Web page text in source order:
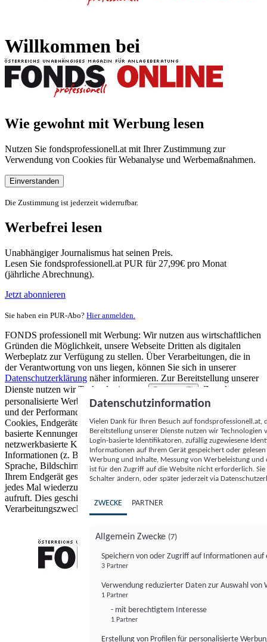
Willkommen bei
Wie gewohnt mit Werbung lesen
Nutzen Sie fondsprofessionell.at mit Ihrer Zustimmung zur
Verwendung von Cookies für Webanalyse und Werbemaßnahmen.
Einverstanden
Die Zustimmung ist jederzeit widerrufbar.
Werbefrei lesen
Unabhängiger Journalismus hat seinen Preis.
Lesen Sie fondsprofessionell.at PUR für 27,99€ pro Monat
(jährliche Abrechnung).
Jetzt abonnieren
Sie haben ein PUR-Abo? Hier anmelden.
FONDS professionell mit Werbung: Wir nutzen aus wirtschaftlichen
Gründen die Möglichkeit, unsere Webseite Dritten als digitalen
Werbeplatz zur Verfügung zu stellen. Über Verarbeitungen, die in
der Verantwortung von uns liegen, können Sie sich in unserer
Datenschutzerklärung näher informieren. Zur Bereitstellung unserer
Dienste nutzen wir Technologien von
Partnern (5)
. Zwecke:
personalisierte Werbung und Inhalte, Messung von Werbeleistung
und der Performance von Inhalten sowie Zielgruppenforschung.
Cookies, Endgeräte- oder ähnliche Online-Kennungen (z. B. login-
basierte Kennungen, zufällig generierte Kennungen,
netzwerkbasierte Kennungen) können zusammen mit anderen
Informationen (z. B. Browsertyp und Browserinformationen,
Sprache, Bildschirmgröße, unterstützte Technologien usw.) auf
Ihrem Endgerät gespeichert oder von dort ausgelesen werden, um es
jedes Mal wiederzuerkennen, wenn es eine App oder einer Webseite
aufruft. Dies geschieht für einen oder mehrere der hier aufgeführten
Verarbeitungszwecke.
Datenschutzinformation
Vielen Dank für Ihren Besuch auf
Bereitstellung unserer Dienste nutzen wir Technologien
Login-basierte Identifikatoren, zufällig zugewiesene
Informationen auf Ihrem Gerät gespeichert oder
Werbung und Inhalte, Messung von Werbeleistung
ist für den Zugriff auf die Website nicht erforderlich.
Schalter ändern, oder später jederzeit via
ZWECKE PARTNER
Allgemein Zwecke (7)
Speichern von oder Zugriff auf Informationen auf
3 Partner
Verwendung reduzierter Daten zur Auswahl von
1 Partner
- mit berechtigtem Interesse
1 Partner
Erstellung von Profilen für personalisierte
FONDS professionell